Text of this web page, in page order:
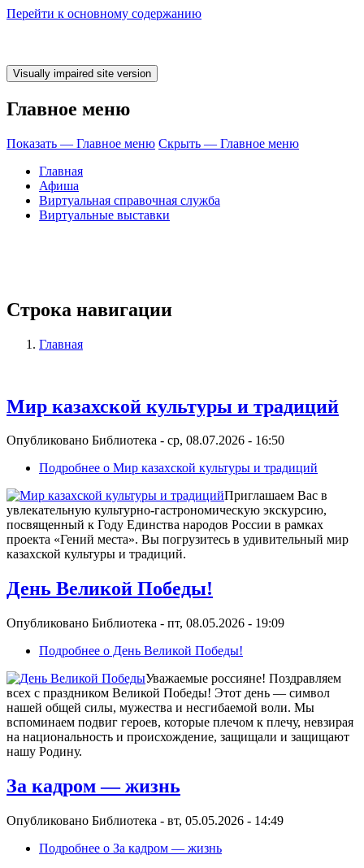
Перейти к основному содержанию
Главное меню
Показать — Главное меню Скрыть — Главное меню
Главная
Афиша
Виртуальная справочная служба
Виртуальные выставки
Строка навигации
Главная
Мир казахской культуры и традиций
Опубликовано Библиотека - ср, 08.07.2026 - 16:50
Подробнее о Мир казахской культуры и традиций
Приглашаем Вас в
увлекательную культурно-гастрономическую экскурсию,
посвященный к Году Единства народов России в рамках
проекта «Гений места». Вы погрузитесь в удивительный мир
казахской культуры и традиций.
День Великой Победы!
Опубликовано Библиотека - пт, 08.05.2026 - 19:09
Подробнее о День Великой Победы!
Уважаемые россияне! Поздравляем
всех с праздником Великой Победы! Этот день — символ
нашей общей силы, мужества и несгибаемой воли. Мы
вспоминаем подвиг героев, которые плечом к плечу, невзирая
на национальность и происхождение, защищали и защищают
нашу Родину.
За кадром — жизнь
Опубликовано Библиотека - вт, 05.05.2026 - 14:49
Подробнее о За кадром — жизнь